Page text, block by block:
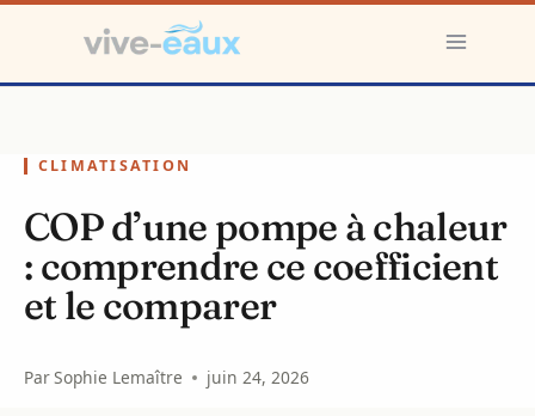
contenu
CLIMATISATION
COP d’une pompe à chaleur
: comprendre ce coefficient
et le comparer
ParSophie Lemaître juin 24, 2026